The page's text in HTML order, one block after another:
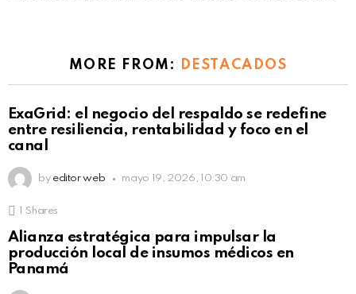
MORE FROM: DESTACADOS
ExaGrid: el negocio del respaldo se redefine
entre resiliencia, rentabilidad y foco en el
canal
by editor web mayo 19, 2026, 10:30 am
Shares
Alianza estratégica para impulsar la
producción local de insumos médicos en
Panamá